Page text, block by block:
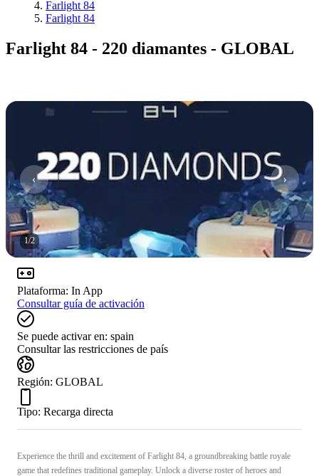
Farlight 84
Farlight 84
Farlight 84 - 220 diamantes - GLOBAL
1/2
Plataforma: In App
Consultar guía de activación
Se puede activar en: spain
Consultar las restricciones de país
Región: GLOBAL
Tipo: Recarga directa
Experience the thrill and excitement of Farlight 84, a groundbreaking battle royale
game that redefines traditional gameplay. Unlock a diverse roster of heroes and